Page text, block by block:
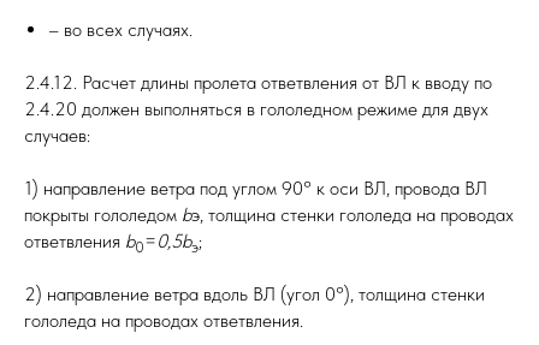
– во всех случаях.
2.4.12. Расчет длины пролета ответвления от ВЛ к вводу по
2.4.20 должен выполняться в гололедном режиме для двух
случаев:
1) направление ветра под углом 90° к оси ВЛ, провода ВЛ
покрыты гололедом bэ, толщина стенки гололеда на проводах
ответвления b0=0,5bэ;
2) направление ветра вдоль ВЛ (угол 0°), толщина стенки
гололеда на проводах ответвления.